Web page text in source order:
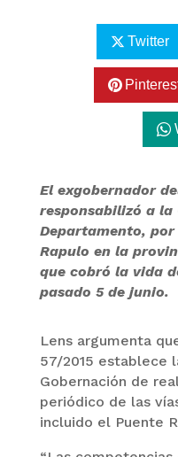
Twitter
El exgobernador
responsabilizó a la
Departamento,
Rapulo en la
que cobró la vida
pasado 5 de junio.
Lens argumenta
57/2015 establece
Gobernación de
periódico de las
incluido el Puente